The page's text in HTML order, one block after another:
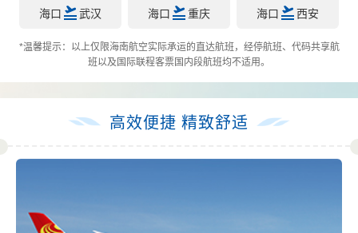
海口 武汉 海口 重庆 海口 西安
*温馨提示：以上仅限海南航空实际承运的直达航班，经停航班、代码共享航
班以及国际联程客票国内段航班均不适用。
高效便捷 精致舒适